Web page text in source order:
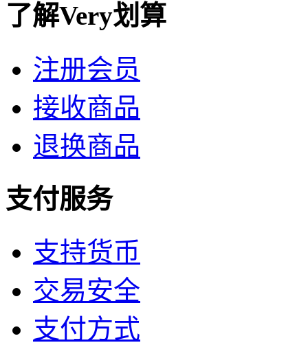
了解Very划算
注册会员
接收商品
退换商品
支付服务
支持货币
交易安全
支付方式